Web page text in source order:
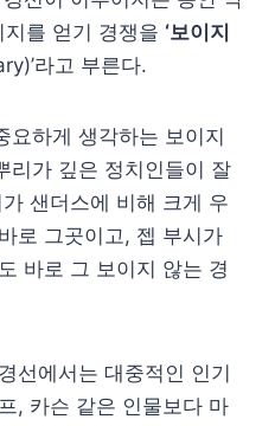
를 얻기 경쟁을 ‘보이지
라고 부른다.
요하게 생각하는 보이지
리가 깊은 정치인들이 잘
샌더스에 비해 크게 우
로 그곳이고, 젭 부시가
바로 그 보이지 않는 경
선에서는 대중적인 인기
, 카슨 같은 인물보다 마